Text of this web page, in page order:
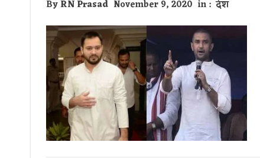
ByRN Prasad November 9, 2020 in : देश